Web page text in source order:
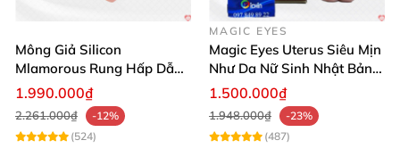
Mông Giả Silicon
Mlamorous Rung Hấp Dẫn
Tăng Khoái Cảm Mạnh
1.990.000₫
2.261.000₫
-12%
(524)
MAGIC EYES
Magic Eyes Uterus Siêu Mịn
Như Da Nữ Sinh Nhật Bản
Mềm Mại
1.500.000₫
1.948.000₫
-23%
(487)